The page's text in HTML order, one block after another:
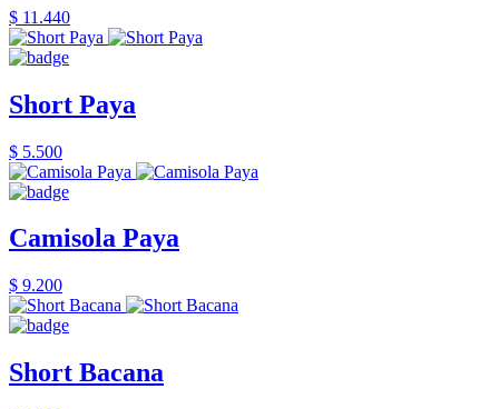
$ 11.440
Short Paya
$ 5.500
Camisola Paya
$ 9.200
Short Bacana